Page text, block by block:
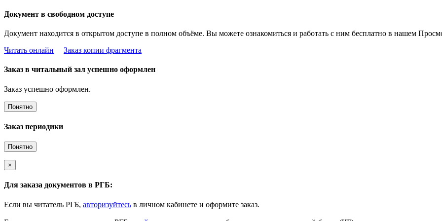
Документ в свободном доступе
Документ находится в открытом доступе в полном объёме. Вы можете ознакомиться и работать с ним бесплатно в нашем
Читать онлайн
Заказ копии фрагмента
Заказ в читальный зал успешно оформлен
Заказ успешно оформлен.
Понятно
Заказ периодики
Понятно
×
Для заказа документов в РГБ:
Если вы читатель РГБ, авторизуйтесь в личном кабинете и оформите заказ.